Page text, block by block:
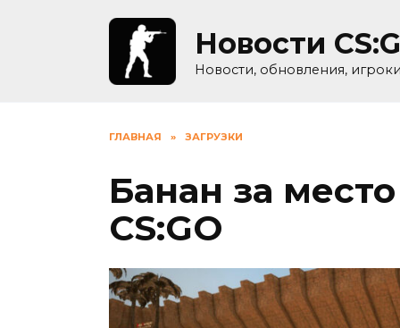
Новости
Новости, обновления,
ГЛАВНАЯ » ЗАГРУЗКИ
Банан за
CS:GO